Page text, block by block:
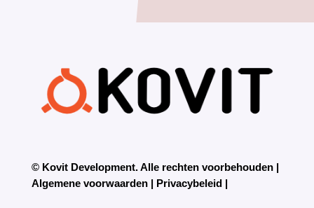
© Kovit Development. Alle rechten voorbehouden |
Algemene voorwaarden| Privacybeleid |